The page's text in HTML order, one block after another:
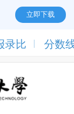
立即下载
录比 分数